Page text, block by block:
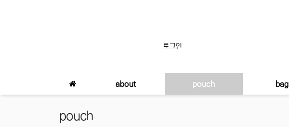
로그인
about pouch bag
pouch